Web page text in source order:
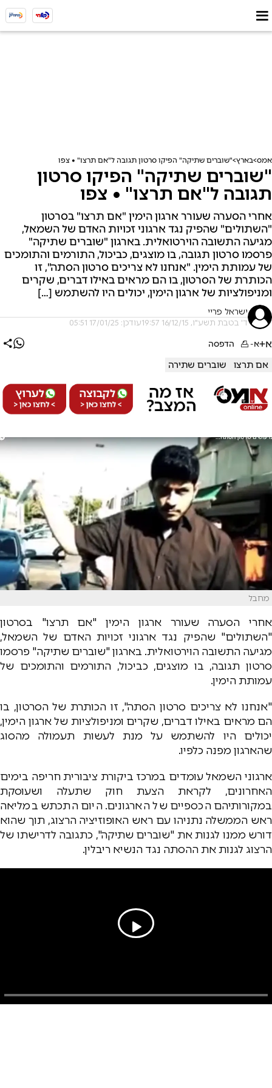
אמס בארץ "שוברים שתיקה" הפיקו סרטון תגובה ל"אם תרצו" • צפו
"שוברים שתיקה" הפיקו סרטון
תגובה ל"אם תרצו" • צפו
אחרי הסערה שעורר ארגון הימין "אם תרצו" בסרטון
"השתולים" שהפיק נגד ארגוני זכויות האדם של השמאל,
מגיעה התשובה הוירטואלית. בארגון "שוברים שתיקה"
פרסמו סרטון תגובה, בו מוצגים, כביכול, התורמים והתומכים
של עמותת הימין. "אנחנו לא צריכים סרטון הסתה", זו
הכותרת של הסרטון, בו הם מראים באילו דברים, שקרים
ומניפולציות של ארגון הימין, יכולים היו להשתמש […]
ישראל פריי
ד' בטבת תשע"ו, 16/12/15 19:57 עודכן: 17/01/25 05:51
א+א- הדפסה
אם תרצו שוברים שתירה
מחבל
אחרי הסערה שעורר ארגון הימין "אם תרצו" בסרטון
"השתולים" שהפיק נגד ארגוני זכויות האדם של השמאל,
מגיעה התשובה הוירטואלית. בארגון "שוברים שתיקה" פרסמו
סרטון תגובה, בו מוצגים, כביכול, התורמים והתומכים של
עמותת הימין.
"אנחנו לא צריכים סרטון הסתה", זו הכותרת של הסרטון, בו
הם מראים באילו דברים, שקרים ומניפולציות של ארגון הימין,
יכולים היו להשתמש על מנת לעשות תעמולה מהסוג
שהארגון מפנה כלפיו.
ארגוני השמאל עומדים במרכז ביקורת ציבורית חריפה בימים
האחרונים, לקראת הצעת חוק שתעלה ושעוסקת
במקורותיהם הכספיים של הארגונים. היום התכתש במליאה
ראש הממשלה נתניהו עם ראש האופוזיציה הרצוג, תוך שהוא
דורש ממנו לגנות את "שוברים שתיקה", כתגובה לדרישתו של
הרצוג לגנות את ההסתה נגד הנשיא ריבלין.